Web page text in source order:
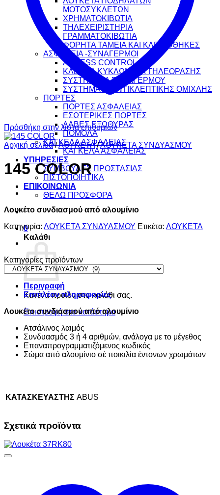
ΜΟΤΟΣΥΚΛΕΤΩΝ
ΧΡΗΜΑΤΟΚΙΒΩΤΙΑ
ΤΗΛΕΧΕΙΡΙΣΤΗΡΙΑ
ΓΡΑΜΜΑΤΟΚΙΒΩΤΙΑ
ΦΟΡΗΤΑ ΤΑΜΕΙΑ ΚΑΙ ΚΛΕΙΔΟΘΗΚΕΣ
ΑΣΦΑΛΕΙΑ -ΣΥΝΑΓΕΡΜΟΙ
ACCESS CONTROL
ΚΛΕΙΣΤΑ ΚΥΚΛΩΜΑΤΑ ΤΗΛΕΟΡΑΣΗΣ
ΣΥΣΤΗΜΑΤΑ ΣΥΝΑΓΕΡΜΟΥ
ΣΥΣΤΗΜΑΤΑ ΑΝΤΙΚΛΕΠΤΙΚΗΣ ΟΜΙΧΛΗΣ
ΠΟΡΤΕΣ
ΠΟΡΤΕΣ ΑΣΦΑΛΕΙΑΣ
ΕΣΩΤΕΡΙΚΕΣ ΠΟΡΤΕΣ
ΛΑΒΕΣ ΕΞΩΘΥΡΑΣ
ΠΟΜΟΛΑ
ΚΑΓΚΕΛΑ ΑΣΦΑΛΕΙΑΣ
ΚΑΓΚΕΛΑ ΑΣΦΑΛΕΙΑΣ
ΥΠΗΡΕΣΙΕΣ
ΣΥΜΒΟΥΛΕΣ ΠΡΟΣΤΑΣΙΑΣ
ΠΙΣΤΟΠΟΙΗΤΙΚΑ
ΕΠΙΚΟΙΝΩΝΙΑ
ΘΕΛΩ ΠΡΟΣΦΟΡΑ
0
Καλάθι
Κανένα προϊόν στο καλάθι σας.
Επιστροφή στο κατάστημα
Πρόσθήκη στην λίστα επιθυμιών
Αρχική σελίδα /ΛΟΥΚΕΤΑ /ΛΟΥΚΕΤΑ ΣΥΝΔΥΑΣΜΟΥ
145 COLOR
Λουκέτο συνδιασμού από αλουμίνιο
Κατηγορία: ΛΟΥΚΕΤΑ ΣΥΝΔΥΑΣΜΟΥ Ετικέτα: ΛΟΥΚΕΤΑ
Κατηγορίες προϊόντων
Περιγραφή
Επιπλέον πληροφορίες
Λουκέτο συνδιασμού από αλουμίνιο
Ατσάλινος λαιμός
Συνδυασμός 3 ή 4 αριθμών, ανάλογα με το μέγεθος
Επαναπρογραμματιζόμενος κωδικός
Σώμα από αλουμίνιο σέ ποικιλία έντονων χρωμάτων
ΚΑΤΑΣΚΕΥΑΣΤΗΣ ABUS
Σχετικά προϊόντα